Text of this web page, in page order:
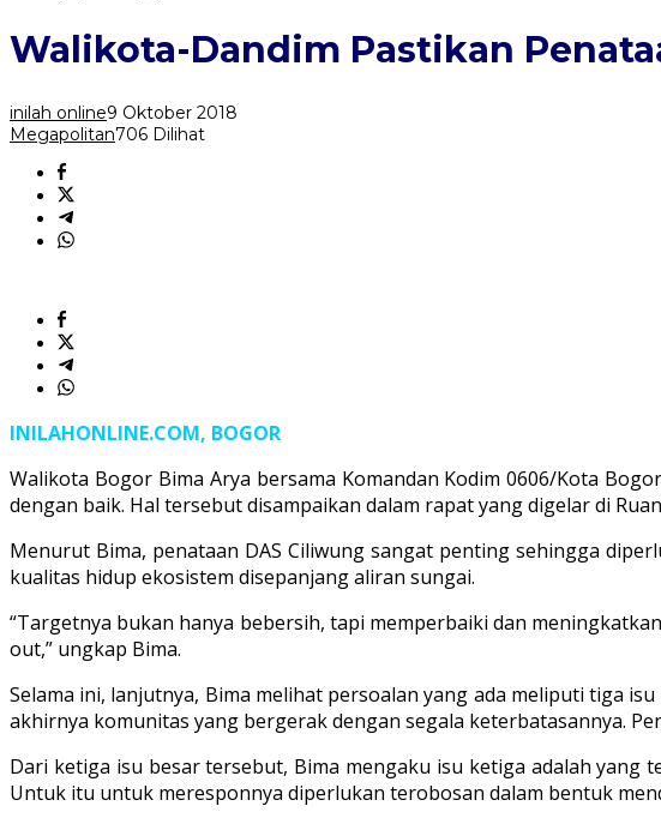
Pastikan
Penataan
Berjalan
Walikota-Dandim Pastikan
inilah online9 Oktober 2018
Megapolitan706 Dilihat
INILAHONLINE.COM, BOGOR
Walikota Bogor Bima Arya bersama Komandan Kodim 0606/Kota
dengan baik. Hal tersebut disampaikan dalam rapat yang digelar di
Menurut Bima, penataan DAS Ciliwung sangat penting sehingga
kualitas hidup ekosistem disepanjang aliran sungai.
“Targetnya bukan hanya bebersih, tapi memperbaiki dan
out,” ungkap Bima.
Selama ini, lanjutnya, Bima melihat persoalan yang ada meliputi tiga
akhirnya komunitas yang bergerak dengan segala keterbatasannya.
Dari ketiga isu besar tersebut, Bima mengaku isu ketiga adalah yang
Untuk itu untuk meresponnya diperlukan terobosan dalam bentuk